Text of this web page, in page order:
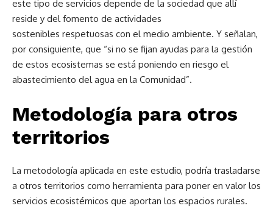
este tipo de servicios depende de la sociedad que allí
reside y del fomento de actividades
sostenibles respetuosas con el medio ambiente. Y señalan,
por consiguiente, que “si no se fijan ayudas para la gestión
de estos ecosistemas se está poniendo en riesgo el
abastecimiento del agua en la Comunidad”.
Metodología para otros
territorios
La metodología aplicada en este estudio, podría trasladarse
a otros territorios como herramienta para poner en valor los
servicios ecosistémicos que aportan los espacios rurales.